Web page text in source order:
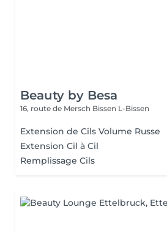
Beauty by Besa
16, route de Mersch Bissen L-Bissen
Extension de Cils Volume Russe
Extension Cil à Cil
Remplissage Cils